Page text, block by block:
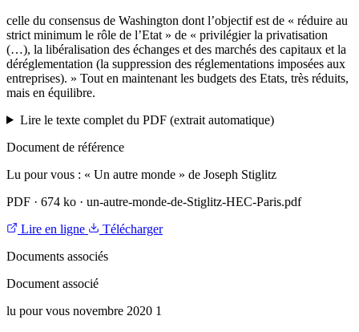
celle du consensus de Washington dont l’objectif est de « réduire au
strict minimum le rôle de l’Etat » de « privilégier la privatisation
(…), la libéralisation des échanges et des marchés des capitaux et la
déréglementation (la suppression des réglementations imposées aux
entreprises). » Tout en maintenant les budgets des Etats, très réduits,
mais en équilibre.
Lire le texte complet du PDF (extrait automatique)
Document de référence
Lu pour vous : « Un autre monde » de Joseph Stiglitz
PDF · 674 ko · un-autre-monde-de-Stiglitz-HEC-Paris.pdf
Lire en ligne
Télécharger
Documents associés
Document associé
lu pour vous novembre 2020 1